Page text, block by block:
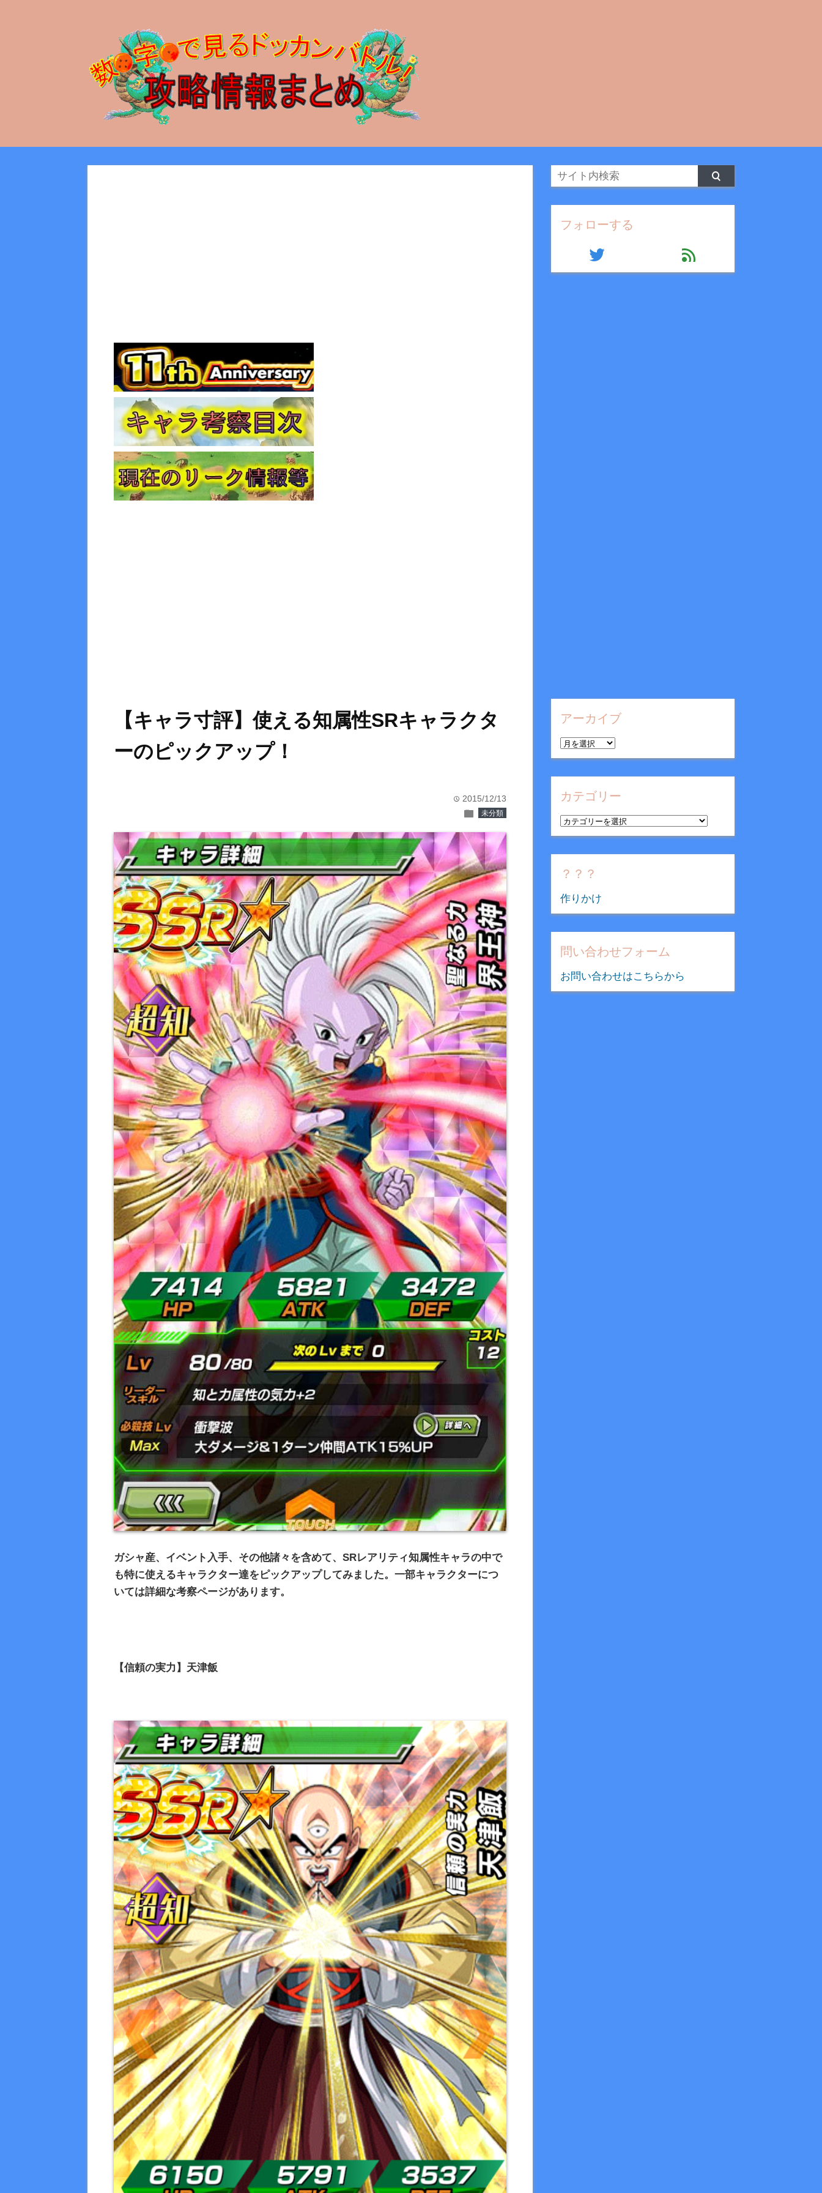
【キャラ寸評】使える知属性SRキャラクタ
ーのピックアップ！
time 2015/12/13
folder 未分類
ガシャ産、イベント入手、その他諸々を含めて、 SRレアリティ知属性キャラの中で
も特に使えるキャラクター達をピックアップしてみました。一部キャラクターにつ
いては詳細な考察ページがあります。
【信頼の実力】天津飯
フォローする
twitter feed
アーカイブ
ア
ー
カ
イ
カテゴリー
カ
テ
ゴ
リ
？？？
作りかけ
問い合わせフォーム
お問い合わせはこちらから